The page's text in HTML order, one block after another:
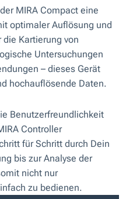
MIRA Compact eine
optimaler Auflösung und
Kartierung von
Untersuchungen
– dieses Gerät
hochauflösende Daten.
Benutzerfreundlichkeit
Controller
für Schritt durch Dein
bis zur Analyse der
nicht nur
zu bedienen.